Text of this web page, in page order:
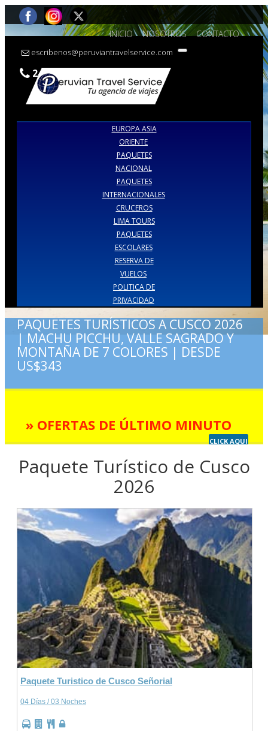
INICIO NOSOTROS CONTACTO
escribenos@peruviantravelservice.com
242-7309 |990386973
EUROPA ASIA
ORIENTE
PAQUETES
NACIONAL
PAQUETES
INTERNACIONALES
CRUCEROS
LIMA TOURS
PAQUETES
ESCOLARES
RESERVA DE
VUELOS
POLITICA DE
PRIVACIDAD
PAQUETES TURÍSTICOS A CUSCO 2026
| MACHU PICCHU, VALLE SAGRADO Y
MONTAÑA DE 7 COLORES | DESDE
US$343
» OFERTAS DE ÚLTIMO MINUTO
CLICK AQUI
Paquete Turístico de Cusco
2026
Paquete Turistico de Cusco Señorial
04 Días / 03 Noches